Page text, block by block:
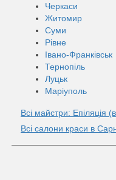
Черкаси
Житомир
Суми
Рівне
Івано-Франківськ
Тернопіль
Луцьк
Маріуполь
Всі майстри: Епіляція
Всі салони краси в